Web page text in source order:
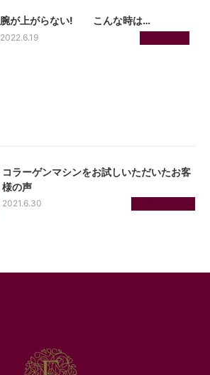
腕が上がらない! こんな時は…
2022.6.19
コラーゲンマシンをお試しいただいたお客
様の声
2021.6.30